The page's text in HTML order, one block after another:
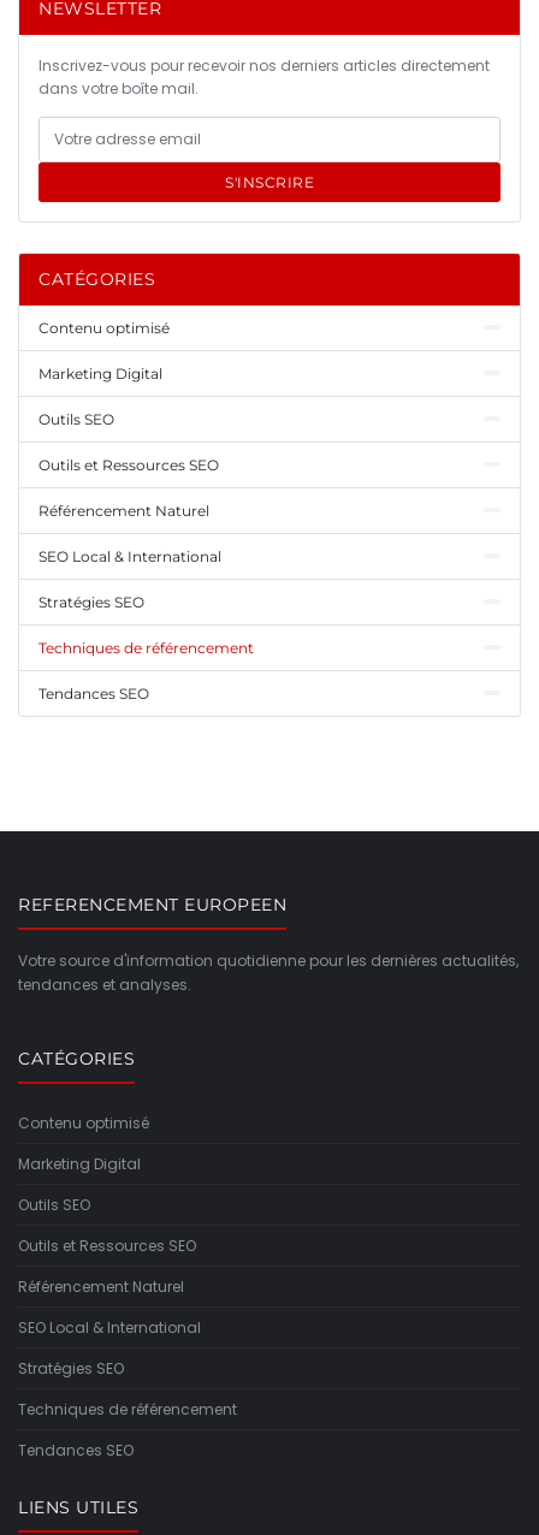
NEWSLETTER
Inscrivez-vous pour recevoir nos derniers articles directement
dans votre boîte mail.
S'INSCRIRE
CATÉGORIES
Contenu optimisé
Marketing Digital
Outils SEO
Outils et Ressources SEO
Référencement Naturel
SEO Local & International
Stratégies SEO
Techniques de référencement
Tendances SEO
REFERENCEMENT EUROPEEN
Votre source d'information quotidienne pour les dernières actualités,
tendances et analyses.
CATÉGORIES
Contenu optimisé
Marketing Digital
Outils SEO
Outils et Ressources SEO
Référencement Naturel
SEO Local & International
Stratégies SEO
Techniques de référencement
Tendances SEO
LIENS UTILES